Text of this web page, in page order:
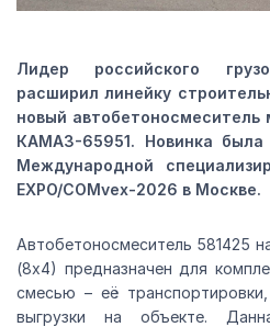
Лидер российского
расширил линейку
новый
КАМАЗ-65951. Новинка была
Международной
EXPO/COMvex-2026 в Москве.
Автобетоносмеситель 581425
(8х4) предназначен для
смесью – её
выгрузки на объекте.